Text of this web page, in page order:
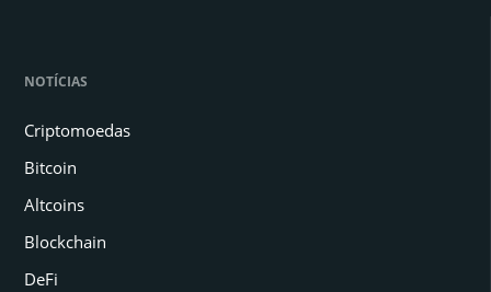
NOTÍCIAS
Criptomoedas
Bitcoin
Altcoins
Blockchain
DeFi